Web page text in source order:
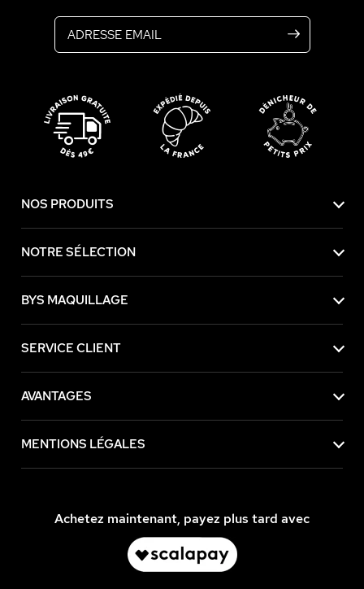
NOS PRODUITS
NOTRE SÉLECTION
BYS MAQUILLAGE
SERVICE CLIENT
AVANTAGES
MENTIONS LÉGALES
Achetez maintenant, payez plus tard avec